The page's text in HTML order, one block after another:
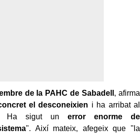
de la PAHC de Sabadell , afirma
el desconeixien i ha arribat al
Ha sigut un error enorme de
". Així mateix, afegeix que "la